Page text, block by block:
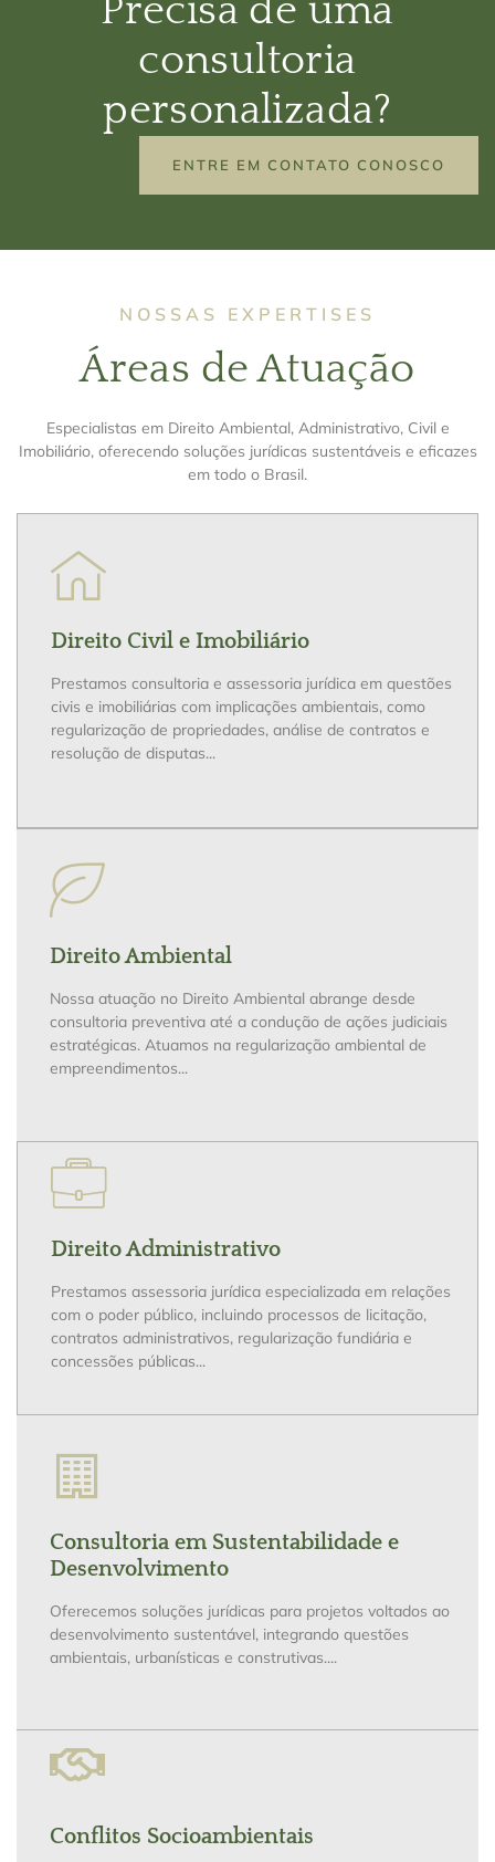
Precisa de uma
consultoria
personalizada?
ENTRE EM CONTATO CONOSCO
NOSSAS EXPERTISES
Áreas de Atuação
Especialistas em Direito Ambiental, Administrativo, Civil e
Imobiliário, oferecendo soluções jurídicas sustentáveis e eficazes
em todo o Brasil.
Direito Administrativo
Prestamos assessoria jurídica especializada em relações
com o poder público, incluindo processos de licitação,
contratos administrativos, regularização fundiária e
concessões públicas...
Direito Ambiental
Nossa atuação no Direito Ambiental abrange desde
consultoria preventiva até a condução de ações judiciais
estratégicas. Atuamos na regularização ambiental de
empreendimentos...
Direito Civil e Imobiliário
Prestamos consultoria e assessoria jurídica em questões
civis e imobiliárias com implicações ambientais, como
regularização de propriedades, análise de contratos e
resolução de disputas...
Conflitos Socioambientais
Consultoria em Sustentabilidade e
Desenvolvimento
Oferecemos soluções jurídicas para projetos voltados ao
desenvolvimento sustentável, integrando questões
ambientais, urbanísticas e construtivas....